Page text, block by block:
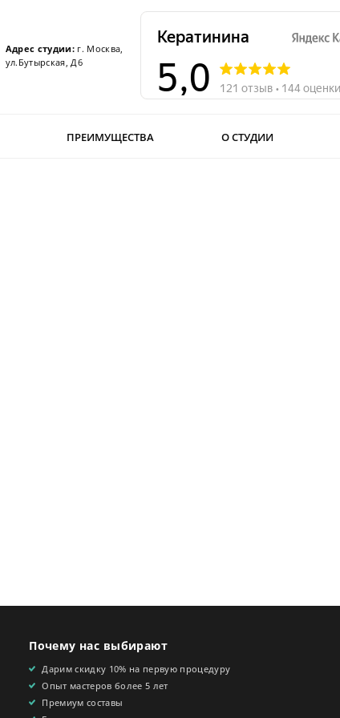
Адрес студии:г. Москва,
ул.Бутырская, Д6
ПРЕИМУЩЕСТВА О СТУДИИ
Почему нас выбирают
Дарим скидку 10% на первую процедуру
Опыт мастеров более 5 лет
Премиум составы